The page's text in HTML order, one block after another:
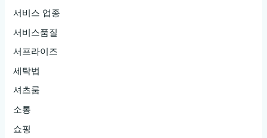
서비스 업종
서비스품질
서프라이즈
세탁법
셔츠룸
소통
쇼핑